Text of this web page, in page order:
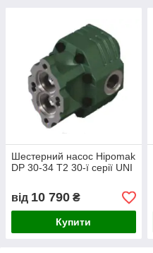
Шестерний насос Hipomak
DP 30-34 T2 30-ї серії UNI
від 10 790 ₴
Купити